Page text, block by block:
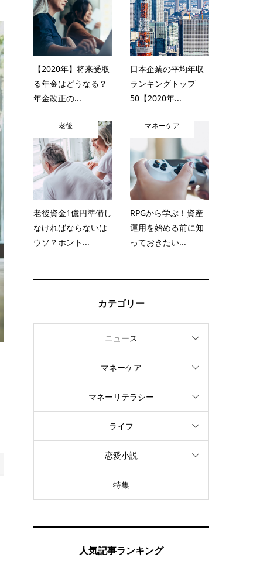
【2020年】将来受取
る年金はどうなる？
年金改正の...
日本企業の平均年収
ランキングトップ
50【2020年...
老後
老後資金1億円準備し
なければならないは
ウソ？ホント...
マネーケア
RPGから学ぶ！資産
運用を始める前に知
っておきたい...
カテゴリー
ニュース
マネーケア
マネーリテラシー
ライフ
恋愛小説
特集
人気記事ランキング